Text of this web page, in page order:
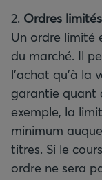
2. Ordres
Un ordre limité
du marché. Il
l'achat qu'à la
garantie quant
exemple, la
minimum
titres. Si le
ordre ne sera